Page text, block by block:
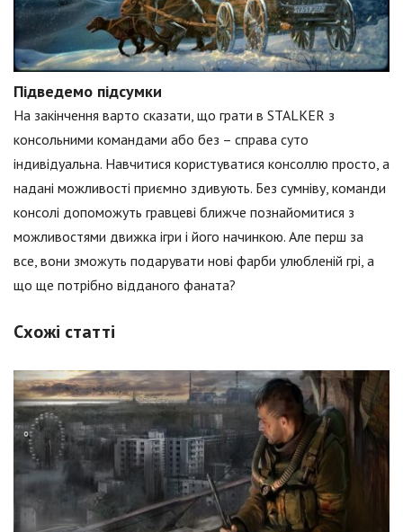
Підведемо підсумки
На закінчення варто сказати, що грати в STALKER з
консольними командами або без – справа суто
індивідуальна. Навчитися користуватися консоллю просто, а
надані можливості приємно здивують. Без сумніву, команди
консолі допоможуть гравцеві ближче познайомитися з
можливостями движка ігри і його начинкою. Але перш за
все, вони зможуть подарувати нові фарби улюбленій грі, а
що ще потрібно відданого фаната?
Схожі статті